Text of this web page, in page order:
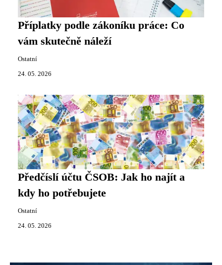
Příplatky podle zákoníku práce: Co
vám skutečně náleží
Ostatní
24. 05. 2026
Předčíslí účtu ČSOB: Jak ho najít a
kdy ho potřebujete
Ostatní
24. 05. 2026